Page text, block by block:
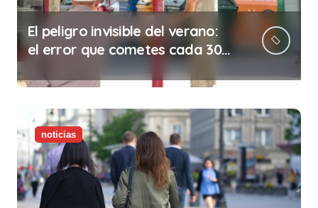
El peligro invisible del verano:
el error que cometes cada 30
minutos en tu trabajo (y la
ilegalidad que te puede costar
la vida)
noticias